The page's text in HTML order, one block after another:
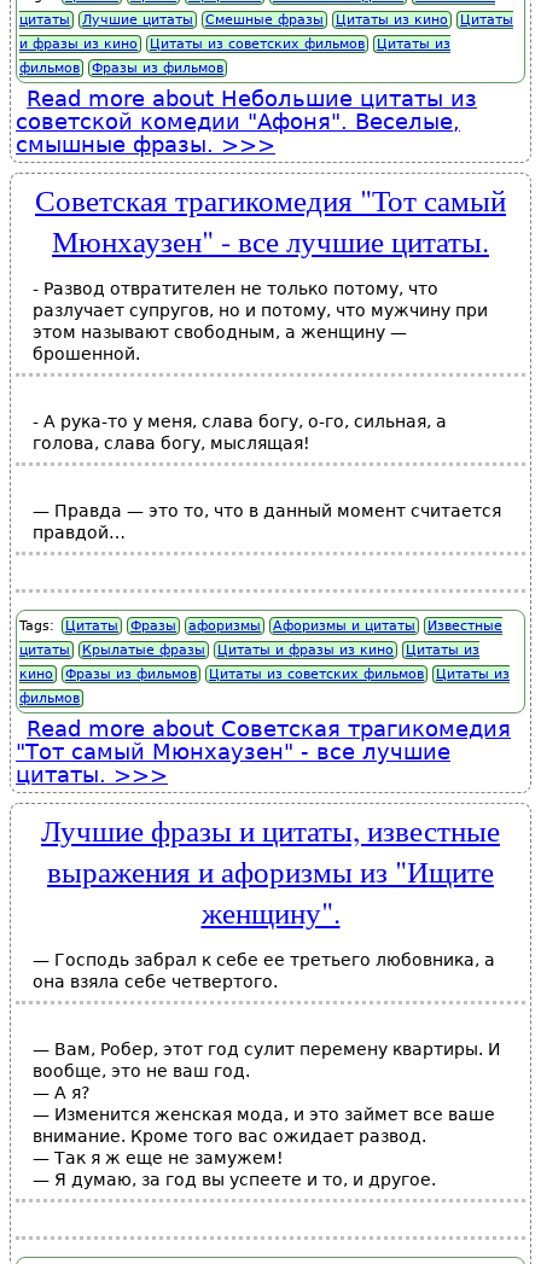
цитаты
Лучшие цитаты Смешные фразы Цитаты из кино
Цитаты
и фразы из кино
Цитаты из советских фильмов
Цитаты из
фильмов
Фразы из фильмов
Read more about Небольшие цитаты из
советской комедии "Афоня". Веселые,
смышные фразы.
Советская трагикомедия "Тот самый
Мюнхаузен" - все лучшие цитаты.
- Развод отвратителен не только потому, что
разлучает супругов, но и потому, что мужчину при
этом называют свободным, а женщину —
брошенной.
- А рука-то у меня, слава богу, о-го, сильная, а
голова, слава богу, мыслящая!
— Правда — это то, что в данный момент считается
правдой…
Tags: Цитаты Фразы афоризмы Афоризмы и цитаты
Известные
цитаты
Крылатые фразы Цитаты и фразы из кино
Цитаты из
кино
Фразы из фильмов Цитаты из советских фильмов
Цитаты из
фильмов
Read more about Советская трагикомедия
"Тот самый Мюнхаузен" - все лучшие
цитаты.
Лучшие фразы и цитаты, известные
выражения и афоризмы из "Ищите
женщину".
— Господь забрал к себе ее третьего любовника, а
она взяла себе четвертого.
— Вам, Робер, этот год сулит перемену квартиры. И
вообще, это не ваш год.
— А я?
— Изменится женская мода, и это займет все ваше
внимание. Кроме того вас ожидает развод.
— Так я ж еще не замужем!
— Я думаю, за год вы успеете и то, и другое.